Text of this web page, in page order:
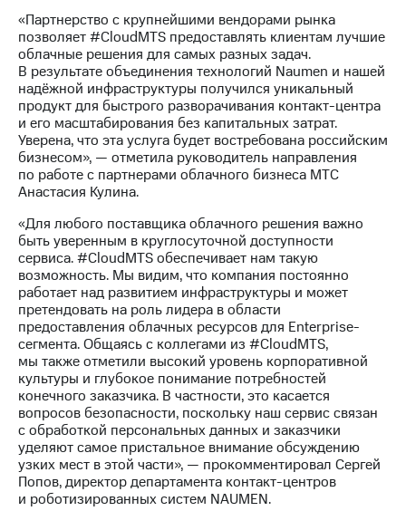
приобретения
Порядок
выкупа
акций
Дивиденды
Рынок
облигаций
Описание
Еврооблигации-2023
Уведомление
о
погашении
именных
облигаций
Другое
Регистратор
Реквизиты
Контакты
развитие
деловая этика
На главную
«Партнерство с крупнейшими вендорами рынка
позволяет #CloudMTS предоставлять клиентам лучшие
облачные решения для самых разных задач.
В результате объединения технологий Naumen и нашей
надёжной инфраструктуры получился уникальный
продукт для быстрого разворачивания контакт-центра
и его масштабирования без капитальных затрат.
Уверена, что эта услуга будет востребована российским
бизнесом», — отметила руководитель направления
по работе с партнерами облачного бизнеса МТС
Анастасия Кулина.
«Для любого поставщика облачного решения важно
быть уверенным в круглосуточной доступности
сервиса. #CloudMTS обеспечивает нам такую
возможность. Мы видим, что компания постоянно
работает над развитием инфраструктуры и может
претендовать на роль лидера в области
предоставления облачных ресурсов для Enterprise-
сегмента. Общаясь с коллегами из #CloudMTS,
мы также отметили высокий уровень корпоративной
культуры и глубокое понимание потребностей
конечного заказчика. В частности, это касается
вопросов безопасности, поскольку наш сервис связан
с обработкой персональных данных и заказчики
уделяют самое пристальное внимание обсуждению
узких мест в этой части», — прокомментировал Сергей
Попов, директор департамента контакт-центров
и роботизированных систем NAUMEN.